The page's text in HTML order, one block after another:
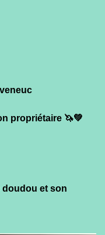
propriétaire 🦄💚
doudou et son